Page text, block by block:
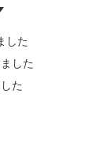
した
した
た